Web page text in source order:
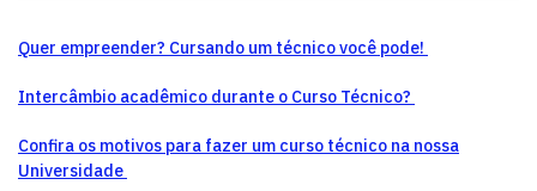
Quer empreender? Cursando um técnico você pode!
Intercâmbio acadêmico durante o Curso Técnico?
Confira os motivos para fazer um curso técnico na nossa
Universidade